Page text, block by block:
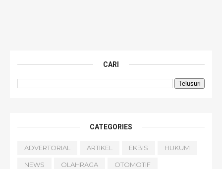
CARI
CATEGORIES
ADVERTORIAL ARTIKEL EKBIS HUKUM
NEWS OLAHRAGA OTOMOTIF